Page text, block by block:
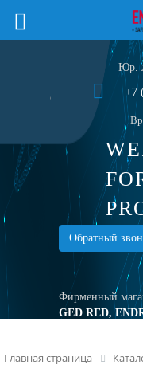
Юр.
+7
Обратный
Фирменный
GED RED,
Главная страница